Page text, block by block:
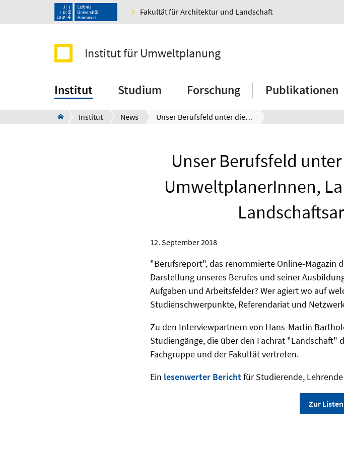
Fakultät für Architektur und Landschaft
Institut für Umweltplanung
Institut Studium Forschung Publikationen
Institut News Unser Berufsfeld unter die Lupe genommen: UmweltplanerInnen, LandschaftsplanerInnen, LandschaftsarchitektInnen
Unser Berufsfeld
UmweltplanerInnen,
12. September 2018
"Berufsreport", das renommierte Online-Magazin
Darstellung unseres Berufes und seiner
Aufgaben und Arbeitsfelder? Wer agiert wo auf
Studienschwerpunkte, Referendariat und
Zu den Interviewpartnern von Hans-Martin
Studiengänge, die über den Fachrat "Landschaft"
Fachgruppe und der Fakultät vertreten.
Ein lesenwerter Berichtfür Studierende,
Zur